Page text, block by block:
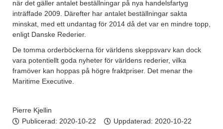
när det gäller antalet beställningar på nya handelsfartyg
inträffade 2009. Därefter har antalet beställningar sakta
minskat, med ett undantag för 2014 då det var en mindre topp,
enligt Danske Rederier.
De tomma orderböckerna för världens skeppsvarv kan dock
vara potentiellt goda nyheter för världens rederier, vilka
framöver kan hoppas på högre fraktpriser. Det menar the
Maritime Executive.
Pierre Kjellin
Publicerad: 2020-10-22 Uppdaterad: 2020-10-22